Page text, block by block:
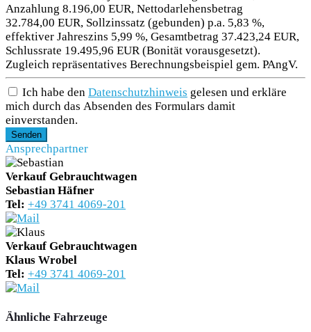
Anzahlung 8.196,00 EUR, Nettodarlehensbetrag
32.784,00 EUR, Sollzinssatz (gebunden) p.a. 5,83 %,
effektiver Jahreszins 5,99 %, Gesamtbetrag 37.423,24 EUR,
Schlussrate 19.495,96 EUR (Bonität vorausgesetzt).
Zugleich repräsentatives Berechnungsbeispiel gem. PAngV.
Ich habe den Datenschutzhinweis gelesen und erkläre
mich durch das Absenden des Formulars damit
einverstanden.
Senden
Ansprechpartner
Verkauf Gebrauchtwagen
Sebastian Häfner
Tel: +49 3741 4069-201
Verkauf Gebrauchtwagen
Klaus Wrobel
Tel: +49 3741 4069-201
Ähnliche Fahrzeuge